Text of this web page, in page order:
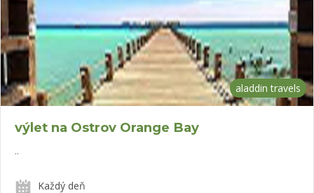
aladdin travels
výlet na Ostrov Orange Bay
..
Každý deň